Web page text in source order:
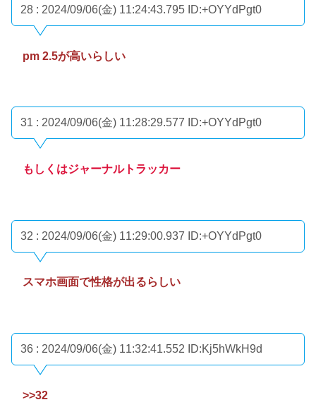
28 : 2024/09/06(金) 11:24:43.795 ID:+OYYdPgt0
pm 2.5が高いらしい
31 : 2024/09/06(金) 11:28:29.577 ID:+OYYdPgt0
もしくはジャーナルトラッカー
32 : 2024/09/06(金) 11:29:00.937 ID:+OYYdPgt0
スマホ画面で性格が出るらしい
36 : 2024/09/06(金) 11:32:41.552 ID:Kj5hWkH9d
>>32